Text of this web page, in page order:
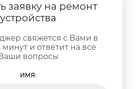
заявку на ремонт
устройства
свяжется с Вами в
и ответит на все
вопросы
ИМЯ: